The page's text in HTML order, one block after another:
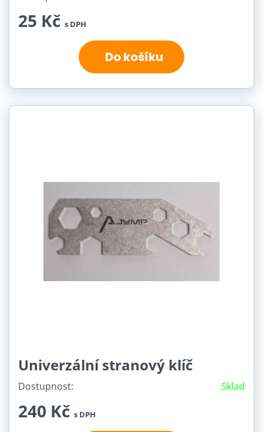
25 Kč s DPH
Do košíku
Univerzální stranový klíč
Dostupnost: Sklad
240 Kč s DPH